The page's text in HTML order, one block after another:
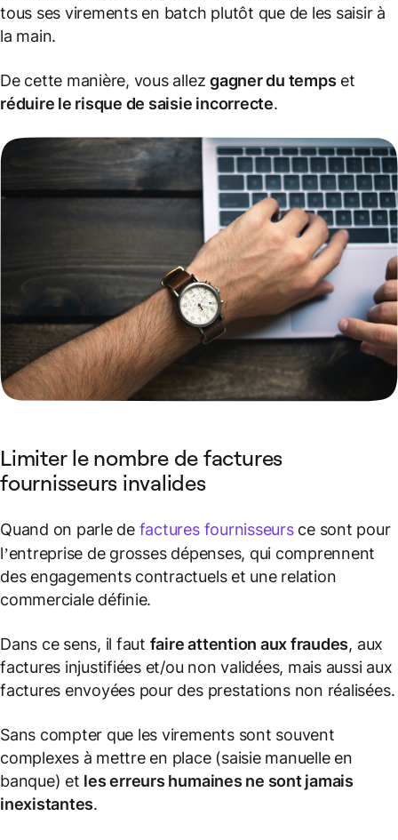
tous ses virements en batch plutôt que de les saisir à
la main.
De cette manière, vous allezgagner du temps et
réduire le risque de saisie incorrecte.
Limiter le nombre de factures
fournisseurs invalides
Quand on parle de factures fournisseursce sont pour
l’entreprise de grosses dépenses, qui comprennent
des engagements contractuels et une relation
commerciale définie.
Dans ce sens, il faut faire attention aux fraudes, aux
factures injustifiées et/ou non validées, mais aussi aux
factures envoyées pour des prestations non réalisées.
Sans compter que les virements sont souvent
complexes à mettre en place (saisie manuelle en
banque) et les erreurs humaines ne sont jamais
inexistantes.